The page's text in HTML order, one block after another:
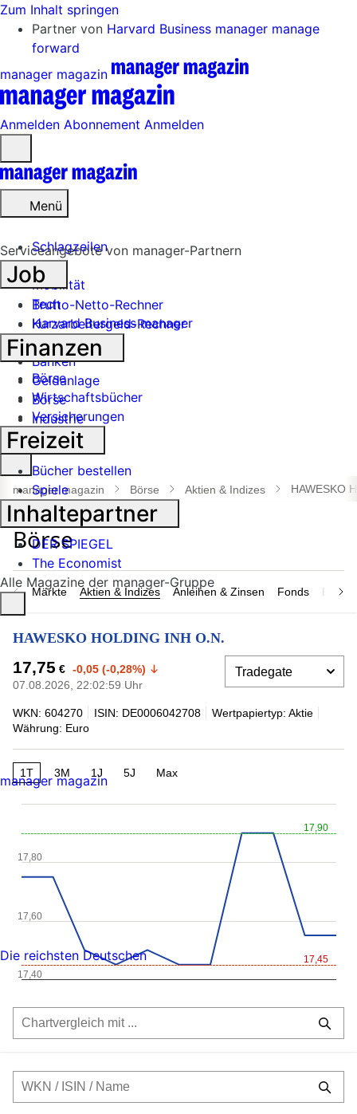
Zum Inhalt springen
Partner von Harvard Business manager manage
forward
manager magazin
Anmelden Abonnement Anmelden
öffnen
Menü
Schlagzeilen
Mobilität
Tech
Harvard Business manager
Handel
Banken
Geldanlage
Börse
Industrie
Suche
öffnen
manager magazin Börse Aktien & Indizes HAWESKO
Märkte Aktien & Indizes Anleihen & Zinsen Fonds
HAWESKO HOLDING INH O.N.
17,75 € -0,05 (-0,28%)
07.08.2026, 22:02:59 Uhr
WKN: 604270 ISIN: DE0006042708
Wertpapiertyp: Aktie
Währung: Euro
1T 3M 1J 5J Max
17,90
17,45
17,40
17,60
17,80
Serviceangebote von manager-Partnern
Job
Brutto-Netto-Rechner
Kurzarbeitergeld-Rechner
Finanzen
Börse
Wirtschaftsbücher
Versicherungen
Freizeit
Bücher bestellen
Spiele
Inhaltepartner
DER SPIEGEL
The Economist
Alle Magazine der manager-Gruppe
manager magazin
Die reichsten Deutschen